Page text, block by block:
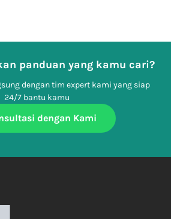
panduan yang kamu cari?
dengan tim expert kami yang siap
24/7 bantu kamu
dengan Kami